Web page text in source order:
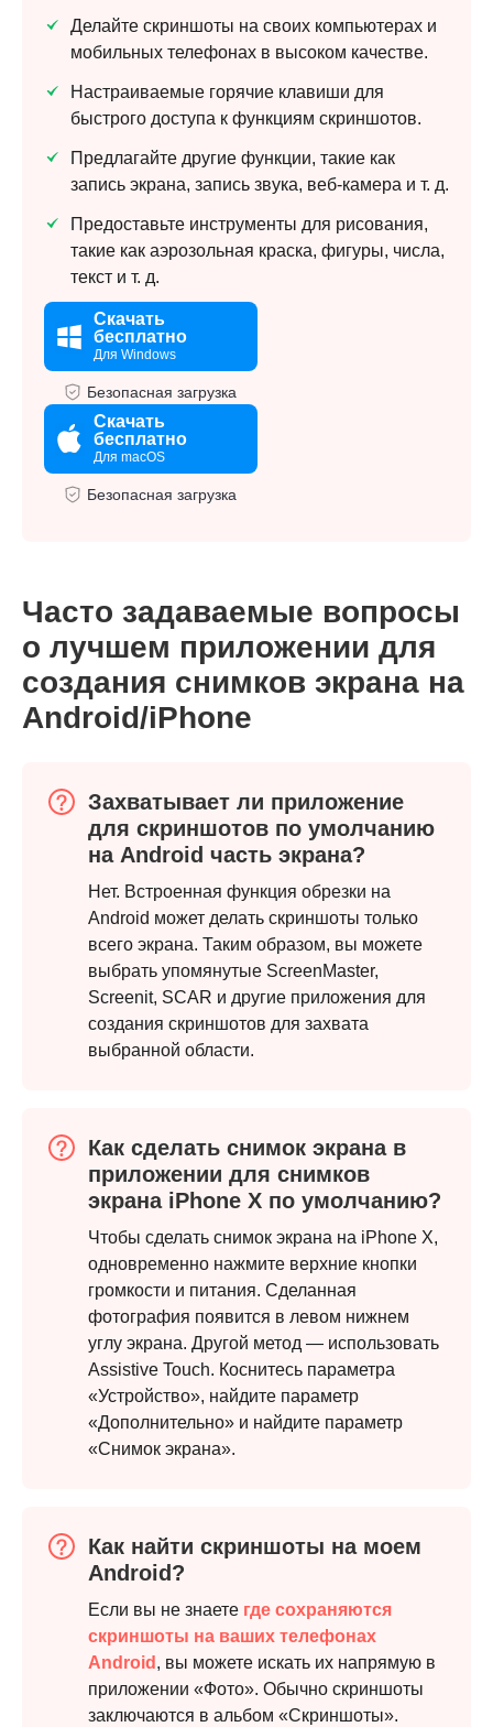
Делайте скриншоты на своих компьютерах и
мобильных телефонах в высоком качестве.
Настраиваемые горячие клавиши для
быстрого доступа к функциям скриншотов.
Предлагайте другие функции, такие как
запись экрана, запись звука, веб-камера и т. д.
Предоставьте инструменты для рисования,
такие как аэрозольная краска, фигуры, числа,
текст и т. д.
Скачать
бесплатно
Для Windows
Безопасная загрузка
Скачать
бесплатно
Для macOS
Безопасная загрузка
Часто задаваемые вопросы
о лучшем приложении для
создания снимков экрана на
Android/iPhone
Захватывает ли приложение
для скриншотов по умолчанию
на Android часть экрана?
Нет. Встроенная функция обрезки на
Android может делать скриншоты только
всего экрана. Таким образом, вы можете
выбрать упомянутые ScreenMaster,
Screenit, SCAR и другие приложения для
создания скриншотов для захвата
выбранной области.
Как сделать снимок экрана в
приложении для снимков
экрана iPhone X по умолчанию?
Чтобы сделать снимок экрана на iPhone X,
одновременно нажмите верхние кнопки
громкости и питания. Сделанная
фотография появится в левом нижнем
углу экрана. Другой метод — использовать
Assistive Touch. Коснитесь параметра
«Устройство», найдите параметр
«Дополнительно» и найдите параметр
«Снимок экрана».
Как найти скриншоты на моем
Android?
Если вы не знаете где сохраняются
скриншоты на ваших телефонах
Android , вы можете искать их напрямую в
приложении «Фото». Обычно скриншоты
заключаются в альбом «Скриншоты».